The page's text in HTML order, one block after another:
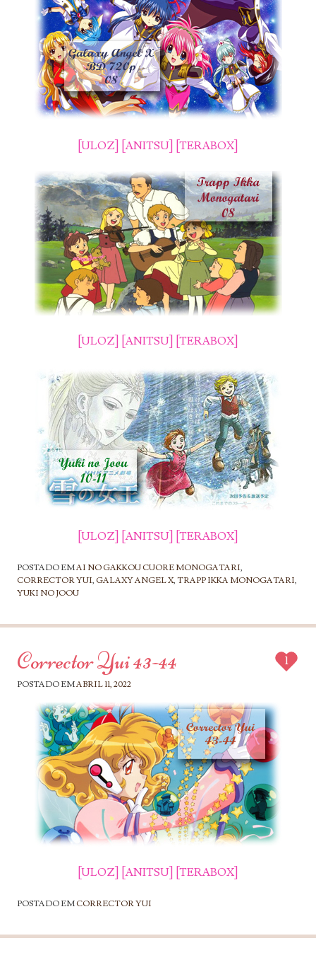
[ULOZ] [ANITSU] [TERABOX]
[ULOZ] [ANITSU] [TERABOX]
[ULOZ] [ANITSU] [TERABOX]
POSTADO EMAI NO GAKKOU CUORE MONOGATARI,
CORRECTOR YUI, GALAXY ANGEL X, TRAPP IKKA MONOGATARI,
YUKI NO JOOU
Corrector Yui 43-44
POSTADO EMABRIL 11, 2022
1
[ULOZ] [ANITSU] [TERABOX]
POSTADO EMCORRECTOR YUI